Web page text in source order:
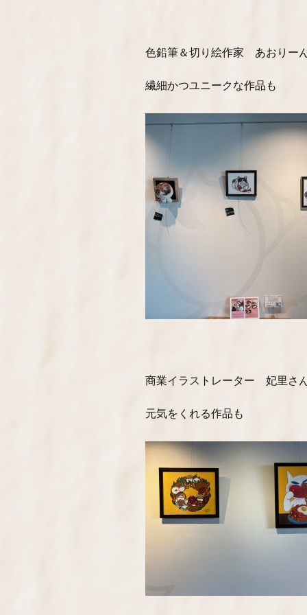
色鉛筆＆切り絵作家 あおりー
繊細かつユニークな作品も
商業イラストレーター 妃里さ
元気をくれる作品も